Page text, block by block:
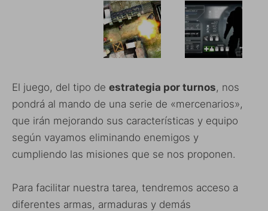
El juego, del tipo de estrategia por turnos, nos
pondrá al mando de una serie de «mercenarios»,
que irán mejorando sus características y equipo
según vayamos eliminando enemigos y
cumpliendo las misiones que se nos proponen.
Para facilitar nuestra tarea, tendremos acceso a
diferentes armas, armaduras y demás